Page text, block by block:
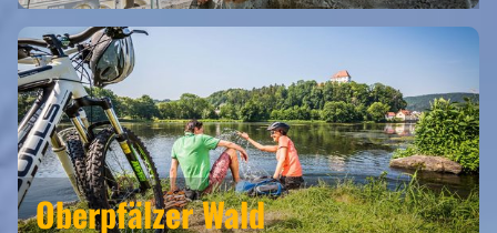
Oberpfälzer Wald